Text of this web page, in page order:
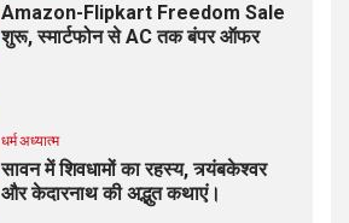
Amazon-Flipkart Freedom Sale
शुरू, स्मार्टफोन से AC तक बंपर ऑफर
धर्म अध्यात्म
सावन में शिवधामों का रहस्य, त्र्यंबकेश्वर
और केदारनाथ की अद्भुत कथाएं।